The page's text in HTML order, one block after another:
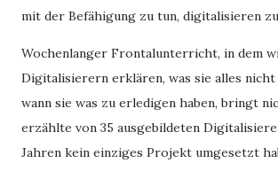
mit der Befähigung zu tun, digitalisieren
Wochenlanger Frontalunterricht, in dem
Digitalisierern erklären, was sie alles nicht
wann sie was zu erledigen haben, bringt
erzählte von 35 ausgebildeten
Jahren kein einziges Projekt umgesetzt